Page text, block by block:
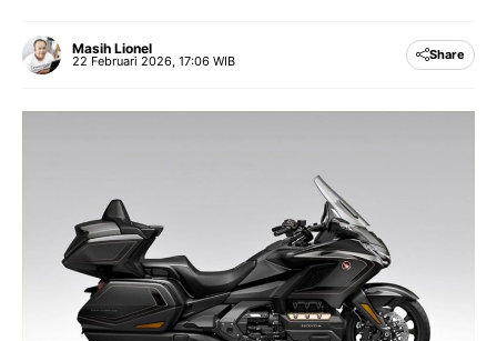
Masih Lionel
22 Februari 2026, 17:06 WIB Share